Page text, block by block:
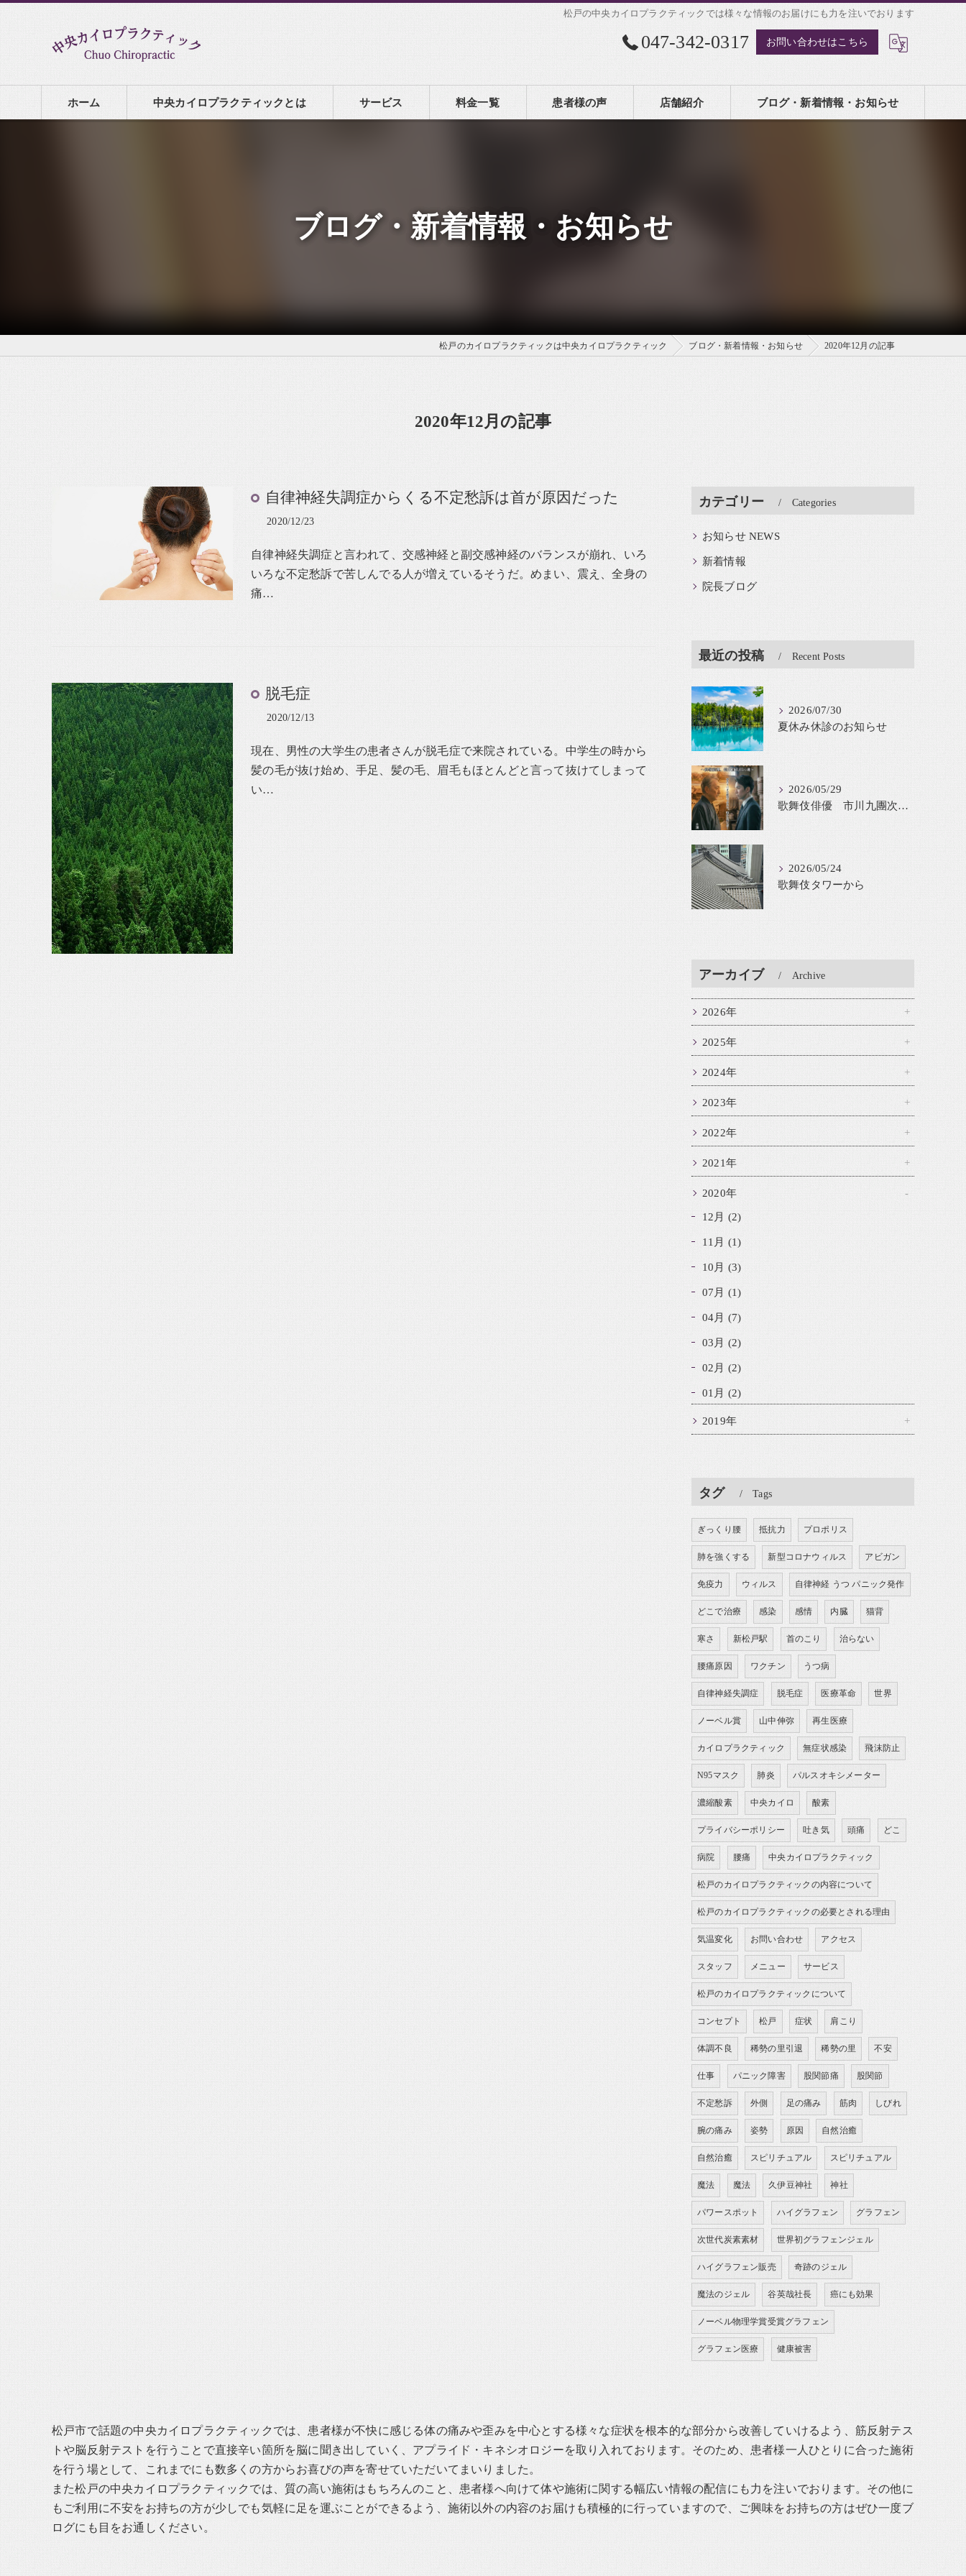
松戸の中央カイロプラクティックでは様々な情報のお届けにも力を注いでおります
047-342-0317 お問い合わせはこちら
ホーム 中央カイロプラクティックとは サービス 料金一覧 患者様の声 店舗紹介 ブログ・新着情報・お知らせ
ブログ・新着情報・お知らせ
松戸のカイロプラクティックは中央カイロプラクティック ブログ・新着情報・お知らせ 2020年12月の記事
2020年12月の記事
自律神経失調症からくる不定愁訴は首が原因だった
2020/12/23
自律神経失調症と言われて、交感神経と副交感神経のバランスが崩れ、いろ
いろな不定愁訴で苦しんでる人が増えているそうだ。めまい、震え、全身の
痛…
脱毛症
2020/12/13
現在、男性の大学生の患者さんが脱毛症で来院されている。中学生の時から
髪の毛が抜け始め、手足、髪の毛、眉毛もほとんどと言って抜けてしまって
い…
カテゴリー Categories
お知らせ NEWS
新着情報
院長ブログ
最近の投稿 Recent Posts
2026/07/30
夏休み休診のお知らせ
2026/05/29
歌舞伎俳優 市川九團次が鈴木貫太郎を舞台化
2026/05/24
歌舞伎タワーから
アーカイブ Archive
2026年
2025年
2024年
2023年
2022年
2021年
2020年
12月 (2)
11月 (1)
10月 (3)
07月 (1)
04月 (7)
03月 (2)
02月 (2)
01月 (2)
2019年
タグ Tags
ぎっくり腰 抵抗力 プロポリス
肺を強くする 新型コロナウィルス アビガン
免疫力 ウィルス 自律神経 うつ パニック発作
どこで治療 感染 感情 内臓 猫背
寒さ 新松戸駅 首のこり 治らない
腰痛原因 ワクチン うつ病
自律神経失調症 脱毛症 医療革命 世界
ノーベル賞 山中伸弥 再生医療
カイロプラクティック 無症状感染 飛沫防止
N95マスク 肺炎 パルスオキシメーター
濃縮酸素 中央カイロ 酸素
プライバシーポリシー 吐き気 頭痛 どこ
病院 腰痛 中央カイロプラクティック
松戸のカイロプラクティックの内容について
松戸のカイロプラクティックの必要とされる理由
気温変化 お問い合わせ アクセス
スタッフ メニュー サービス
松戸のカイロプラクティックについて
コンセプト 松戸 症状 肩こり
体調不良 稀勢の里引退 稀勢の里 不安
仕事 パニック障害 股関節痛 股関節
不定愁訴 外側 足の痛み 筋肉 しびれ
腕の痛み 姿勢 原因 自然治癒
自然治癒 スピリチュアル スピリチュアル
魔法 魔法 久伊豆神社 神社
パワースポット ハイグラフェン グラフェン
次世代炭素素材 世界初グラフェンジェル
ハイグラフェン販売 奇跡のジェル
魔法のジェル 谷英哉社長 癌にも効果
ノーベル物理学賞受賞グラフェン
グラフェン医療 健康被害
松戸市で話題の中央カイロプラクティックでは、患者様が不快に感じる体の痛みや歪みを中心とする様々な症状を根本的な部分から改善していけるよう、筋反射テス
トや脳反射テストを行うことで直接辛い箇所を脳に聞き出していく、アプライド・キネシオロジーを取り入れております。そのため、患者様一人ひとりに合った施術
を行う場として、これまでにも数多くの方からお喜びの声を寄せていただいてまいりました。
また松戸の中央カイロプラクティックでは、質の高い施術はもちろんのこと、患者様へ向けて体や施術に関する幅広い情報の配信にも力を注いでおります。その他に
もご利用に不安をお持ちの方が少しでも気軽に足を運ぶことができるよう、施術以外の内容のお届けも積極的に行っていますので、ご興味をお持ちの方はぜひ一度ブ
ログにも目をお通しください。